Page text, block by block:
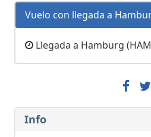
Vuelo con llegada a
Llegada a Hamburg
Info